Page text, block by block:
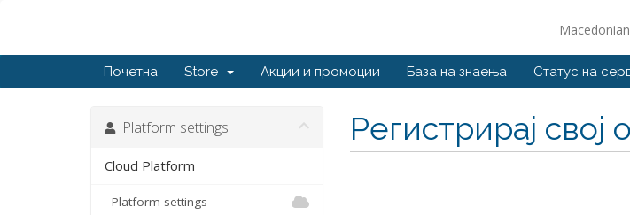
Macedonian
Почетна Store Акции и промоции База на знаења Статус на
Регистрирај
Platform settings
Cloud Platform
Platform settings